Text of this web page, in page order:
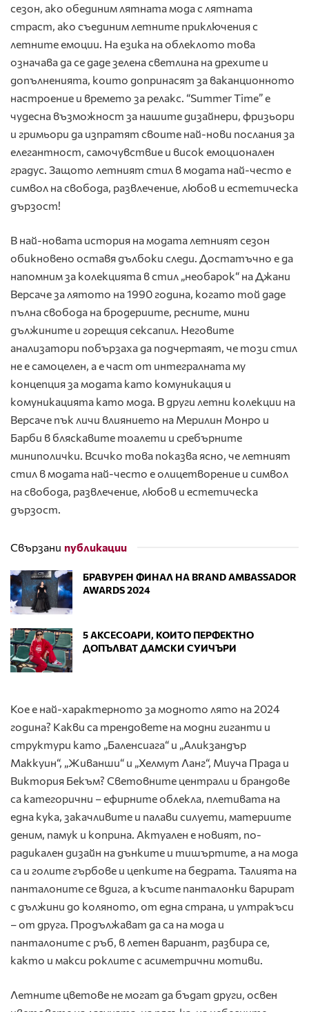
сезон, ако обединим лятната мода с лятната
страст, ако съединим летните приключения с
летните емоции. На езика на облеклото това
означава да се даде зелена светлина на дрехите и
допълненията, които допринасят за ваканционното
настроение и времето за релакс. “Summer Time” е
чудесна възможност за нашите дизайнери, фризьори
и гримьори да изпратят своите най-нови послания за
елегантност, самочувствие и висок емоционален
градус. Защото летният стил в модата най-често е
символ на свобода, развлечение, любов и естетическа
дързост!
В най-новата история на модата летният сезон
обикновено оставя дълбоки следи. Достатъчно е да
напомним за колекцията в стил „необарок“ на Джани
Версаче за лятото на 1990 година, когато той даде
пълна свобода на бродериите, ресните, мини
дължините и горещия сексапил. Неговите
анализатори побързаха да подчертаят, че този стил
не е самоцелен, а е част от интегралната му
концепция за модата като комуникация и
комуникацията като мода. В други летни колекции на
Версаче пък личи влиянието на Мерилин Монро и
Барби в бляскавите тоалети и сребърните
миниполички. Всичко това показва ясно, че летният
стил в модата най-често е олицетворение и символ
на свобода, развлечение, любов и естетическа
дързост.
Свързани публикации
БРАВУРЕН ФИНАЛ НА BRAND AMBASSADOR
AWARDS 2024
5 АКСЕСОАРИ, КОИТО ПЕРФЕКТНО
ДОПЪЛВАТ ДАМСКИ СУИЧЪРИ
Кое е най-характерното за модното лято на 2024
година? Какви са трендовете на модни гиганти и
структури като „Баленсиага“ и „Аликзандър
Маккуин“, „Живанши“ и „Хелмут Ланг“, Миуча Прада и
Виктория Бекъм? Световните централи и брандове
са категорични – ефирните облекла, плетивата на
една кука, закачливите и палави силуети, материите
деним, памук и коприна. Актуален е новият, по-
радикален дизайн на дънките и тишъртите, а на мода
са и голите гърбове и цепките на бедрата. Талията на
панталоните се вдига, а късите панталонки варират
с дължини до коляното, от една страна, и ултракъси
– от друга. Продължават да са на мода и
панталоните с ръб, в летен вариант, разбира се,
както и макси роклите с асиметрични мотиви.
Летните цветове не могат да бъдат други, освен